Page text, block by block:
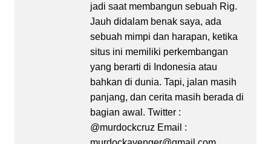
jadi saat membangun sebuah Rig.
Jauh didalam benak saya, ada
sebuah mimpi dan harapan, ketika
situs ini memiliki perkembangan
yang berarti di Indonesia atau
bahkan di dunia. Tapi, jalan masih
panjang, dan cerita masih berada di
bagian awal. Twitter :
@murdockcruz Email :